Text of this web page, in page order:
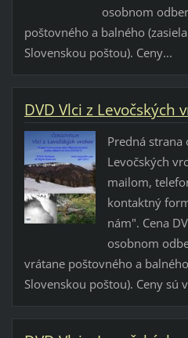
osobnom
poštovného a balného
Slovenskou poštou). Ceny...
DVD Vlci z Levočských
Predná strana
Levočských
mailom,
kontaktný
nám". Cena
osobnom
vrátane poštovného a
Slovenskou poštou). Ceny sú